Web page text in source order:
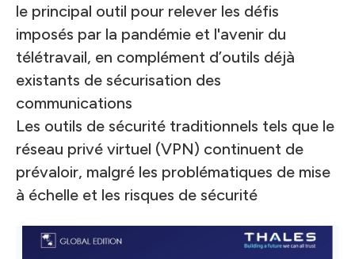
le principal outil pour relever les défis
imposés par la pandémie et l'avenir du
télétravail, en complément d’outils déjà
existants de sécurisation des
communications
Les outils de sécurité traditionnels tels que le
réseau privé virtuel (VPN) continuent de
prévaloir, malgré les problématiques de mise
à échelle et les risques de sécurité